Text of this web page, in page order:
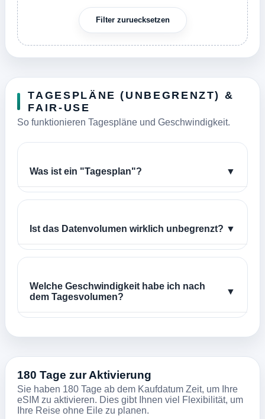
Filter zuruecksetzen
TAGESPLÄNE (UNBEGRENZT) &
FAIR-USE
So funktionieren Tagespläne und Geschwindigkeit.
Was ist ein "Tagesplan"? ▼
Ist das Datenvolumen wirklich unbegrenzt? ▼
Welche Geschwindigkeit habe ich nach
dem Tagesvolumen?
▼
180 Tage zur Aktivierung
Sie haben 180 Tage ab dem Kaufdatum Zeit, um Ihre
eSIM zu aktivieren. Dies gibt Ihnen viel Flexibilität, um
Ihre Reise ohne Eile zu planen.